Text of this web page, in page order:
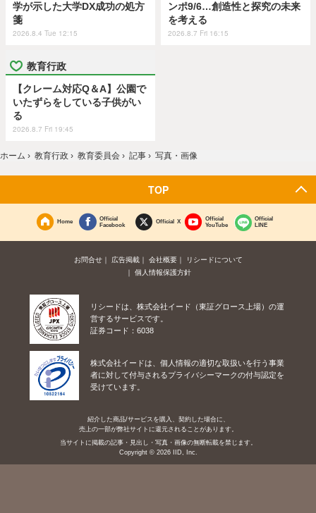
学が示した大学DX成功の処方
箋
2026.8.4 Tue 12:15
ンポ9/6…創造性と探究の未来
を考える
2026.8.7 Fri 16:15
教育行政
【クレーム対応Q＆A】公園で
いたずらをしている子供がい
る
2026.8.7 Fri 19:45
ホーム › 教育行政 › 教育委員会 › 記事 › 写真・画像
TOP
Home
Official
Facebook
Official X
Official
YouTube
Official
LINE
お問合せ 広告掲載 会社概要
リシードについて
個人情報保護方針
リシードは、株式会社イード（東証グロース上場）の運
営するサービスです。
証券コード：6038
株式会社イードは、個人情報の適切な取扱いを行う事業
者に対して付与されるプライバシーマークの付与認定を
受けています。
紹介した商品/サービスを購入、契約した場合に、
売上の一部が弊社サイトに還元されることがあります。
当サイトに掲載の記事・見出し・写真・画像の無断転載を禁じます。
Copyright © 2026 IID, Inc.